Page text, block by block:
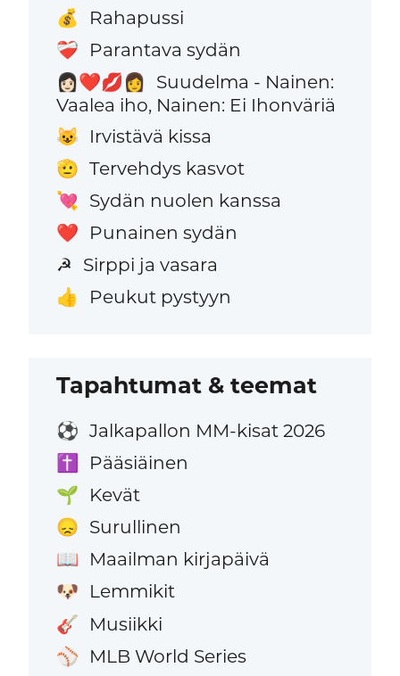
💰 Rahapussi
❤️‍🩹 Parantava sydän
👩🏻‍❤️‍💋‍👩
Suudelma - Nainen:
Vaalea iho, Nainen: Ei Ihonväriä
😺 Irvistävä kissa
🫡 Tervehdys kasvot
💘 Sydän nuolen kanssa
❤️ Punainen sydän
☭ Sirppi ja vasara
👍 Peukut pystyyn
Tapahtumat & teemat
⚽ Jalkapallon MM-kisat 2026
✝️ Pääsiäinen
🌱 Kevät
😞 Surullinen
📖 Maailman kirjapäivä
🐶 Lemmikit
🎸 Musiikki
⚾ MLB World Series